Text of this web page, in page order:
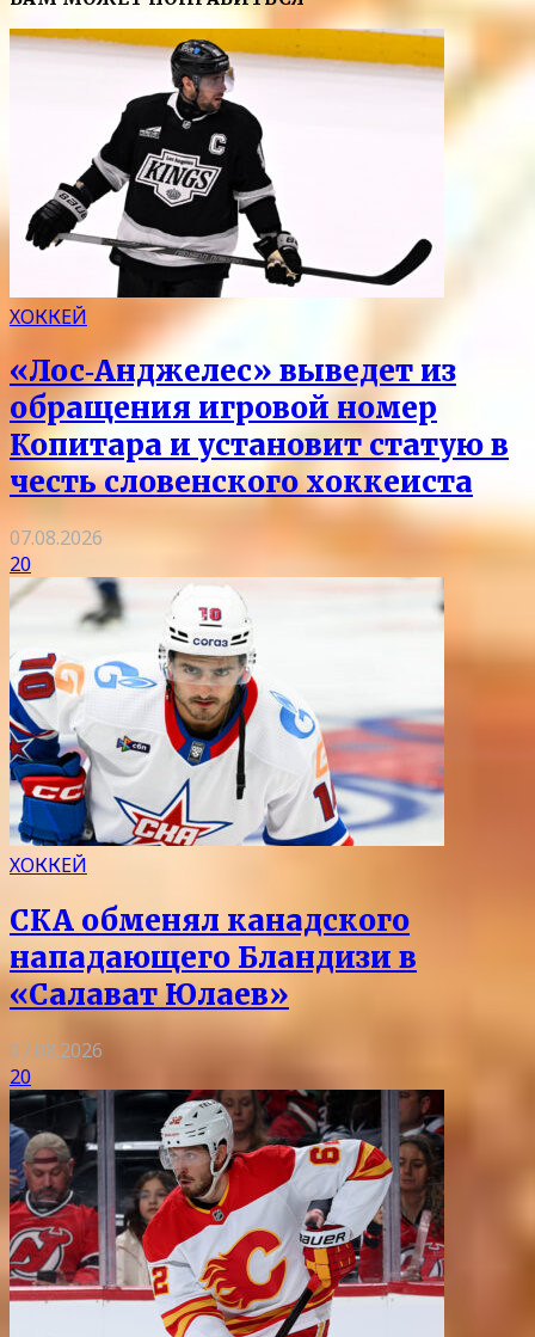
ХОККЕЙ
«Лос‑Анджелес» выведет из
обращения игровой номер
Копитара и установит статую в
честь словенского хоккеиста
07.08.2026
20
ХОККЕЙ
СКА обменял канадского
нападающего Бландизи в
«Салават Юлаев»
07.08.2026
20